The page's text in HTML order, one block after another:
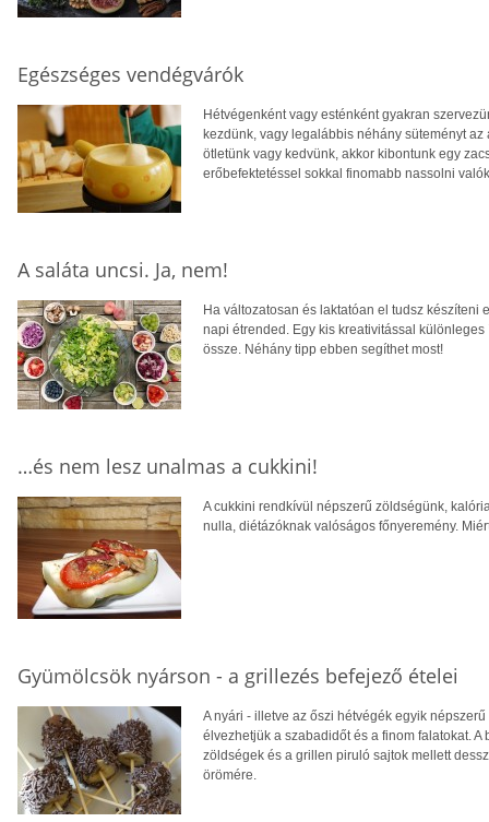
Egészséges vendégvárók
Hétvégenként vagy esténként gyakran
kezdünk, vagy legalábbis néhány süteményt
ötletünk vagy kedvünk, akkor kibontunk egy
erőbefektetéssel sokkal finomabb nassolni
A saláta uncsi. Ja, nem!
Ha változatosan és laktatóan el tudsz készíteni
napi étrended. Egy kis kreativitással
össze. Néhány tipp ebben segíthet most!
…és nem lesz unalmas a cukkini!
A cukkini rendkívül népszerű zöldségünk,
nulla, diétázóknak valóságos főnyeremény.
Gyümölcsök nyárson - a grillezés befejező ételei
A nyári - illetve az őszi hétvégék egyik
élvezhetjük a szabadidőt és a finom falatokat.
zöldségek és a grillen piruló sajtok mellett
örömére.